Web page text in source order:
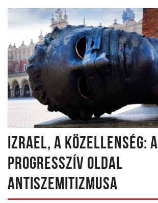
IZRAEL, A KÖZELLENSÉG: A
PROGRESSZÍV OLDAL
ANTISZEMITIZMUSA